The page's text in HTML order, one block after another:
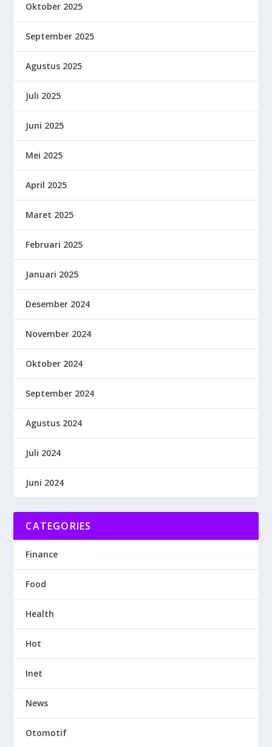
Oktober 2025
September 2025
Agustus 2025
Juli 2025
Juni 2025
Mei 2025
April 2025
Maret 2025
Februari 2025
Januari 2025
Desember 2024
November 2024
Oktober 2024
September 2024
Agustus 2024
Juli 2024
Juni 2024
CATEGORIES
Finance
Food
Health
Hot
Inet
News
Otomotif